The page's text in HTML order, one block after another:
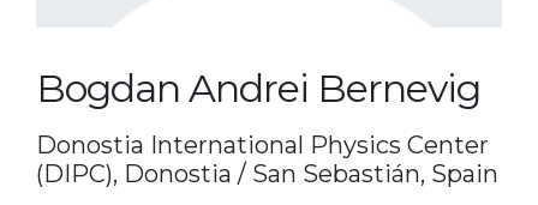
Bogdan Andrei Bernevig
Donostia International Physics Center
(DIPC), Donostia / San Sebastián, Spain